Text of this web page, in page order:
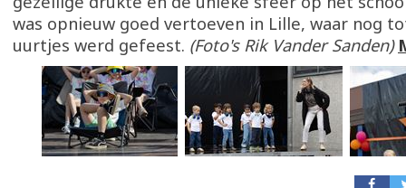
was opnieuw goed vertoeven in Lille, waar nog
uurtjes werd gefeest. (Foto's Rik Vander Sanden)